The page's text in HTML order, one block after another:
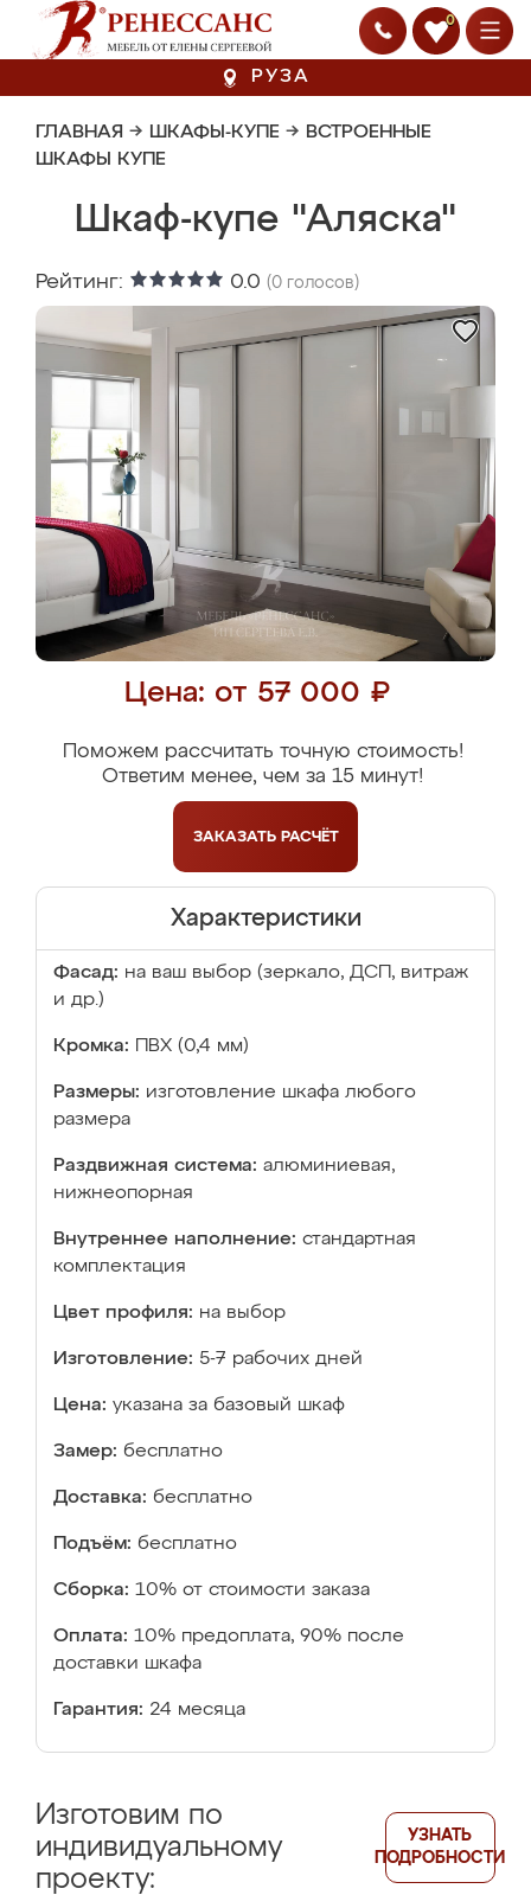
0
РУЗА
ГЛАВНАЯ → ШКАФЫ-КУПЕ → ВСТРОЕННЫЕ
ШКАФЫ КУПЕ
Шкаф-купе "Аляска"
Рейтинг: 0.0 (0 голосов)
Цена: от 57 000 ₽
Поможем рассчитать точную стоимость!
Ответим менее, чем за 15 минут!
ЗАКАЗАТЬ РАСЧЁТ
Характеристики
Фасад: на ваш выбор (зеркало, ДСП, витраж
и др.)
Кромка: ПВХ (0,4 мм)
Размеры: изготовление шкафа любого
размера
Раздвижная система: алюминиевая,
нижнеопорная
Внутреннее наполнение: стандартная
комплектация
Цвет профиля: на выбор
Изготовление: 5-7 рабочих дней
Цена: указана за базовый шкаф
Замер: бесплатно
Доставка: бесплатно
Подъём: бесплатно
Сборка: 10% от стоимости заказа
Оплата: 10% предоплата, 90% после
доставки шкафа
Гарантия: 24 месяца
Изготовим по
индивидуальному
проекту:
УЗНАТЬ
ПОДРОБНОСТИ